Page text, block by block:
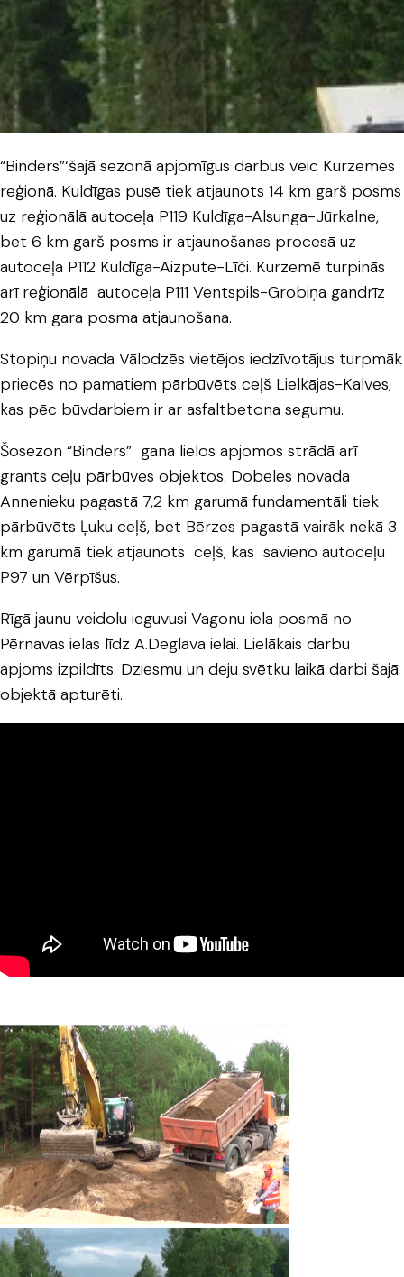
“Binders”‘šajā sezonā apjomīgus darbus veic Kurzemes
reģionā. Kuldīgas pusē tiek atjaunots 14 km garš posms
uz reģionālā autoceļa P119 Kuldīga-Alsunga-Jūrkalne,
bet 6 km garš posms ir atjaunošanas procesā uz
autoceļa P112 Kuldīga-Aizpute-Līči. Kurzemē turpinās
arī reģionālā autoceļa P111 Ventspils-Grobiņa gandrīz
20 km gara posma atjaunošana.
Stopiņu novada Vālodzēs vietējos iedzīvotājus turpmāk
priecēs no pamatiem pārbūvēts ceļš Lielkājas-Kalves,
kas pēc būvdarbiem ir ar asfaltbetona segumu.
Šosezon “Binders” gana lielos apjomos strādā arī
grants ceļu pārbūves objektos. Dobeles novada
Annenieku pagastā 7,2 km garumā fundamentāli tiek
pārbūvēts Ļuku ceļš, bet Bērzes pagastā vairāk nekā 3
km garumā tiek atjaunots ceļš, kas savieno autoceļu
P97 un Vērpīšus.
Rīgā jaunu veidolu ieguvusi Vagonu iela posmā no
Pērnavas ielas līdz A.Deglava ielai. Lielākais darbu
apjoms izpildīts. Dziesmu un deju svētku laikā darbi šajā
objektā apturēti.